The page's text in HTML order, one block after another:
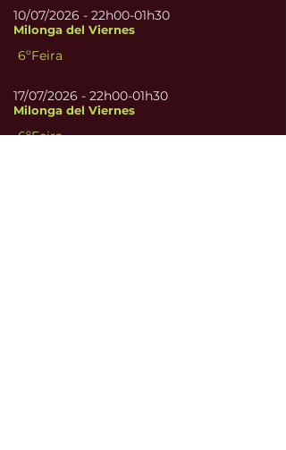
10/07/2026 - 22h00-01h30
Milonga del Viernes
6ºFeira
17/07/2026 - 22h00-01h30
Milonga del Viernes
6ºFeira